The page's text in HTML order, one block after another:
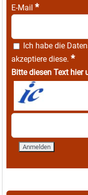
E-Mail *
Ich habe die
akzeptiere diese. *
Bitte diesen Text hier